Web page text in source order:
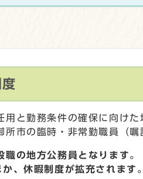
用と勤務条件の確保に向け
市の臨時・非常勤職員（
の地方公務員となります。
、休暇制度が拡充されます